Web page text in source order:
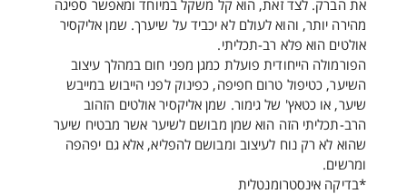
את הברק. לצד זאת, הוא קל משקל במיוחד ומאפשר ספיגה
מהירה יותר, והוא לעולם לא יכביד על שיערך. שמן אליקסיר
אולטים הוא פלא רב-תכליתי.
הפורמולה הייחודית פועלת כמגן מפני חום במהלך עיצוב
השיער, כטיפול טרום חפיפה, כפינוק לפני הייבוש במייבש
שיער, או כטאץ' של גימור. שמן אליקסיר אולטים הזהוב
הרב-תכליתי הזה הוא שמן מבושם לשיער אשר מבטיח שיער
שהוא לא רק נוח לעיצוב ומבושם להפליא, אלא גם יפהפה
ומרשים.
*בדיקה אינסטרומנטלית